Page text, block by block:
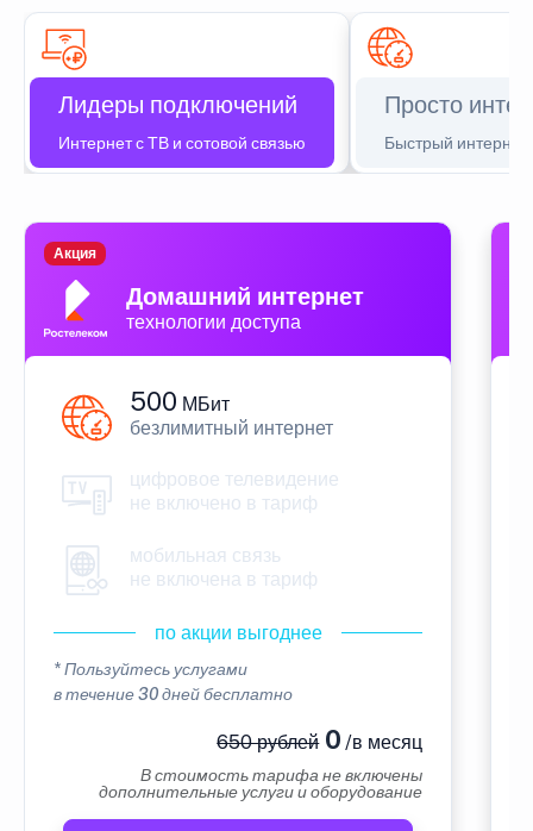
Лидеры подключений
Интернет с ТВ и сотовой связью
Просто
Быстрый интернет
Домашний интернет
технологии доступа
Акция
500 МБит
безлимитный интернет
цифровое телевидение
не включено в тариф
мобильная связь
не включена в тариф
по акции выгоднее
* Пользуйтесь услугами
в течение 30 дней бесплатно
650 рублей0 /в месяц
В стоимость тарифа не включены
дополнительные услуги и оборудование